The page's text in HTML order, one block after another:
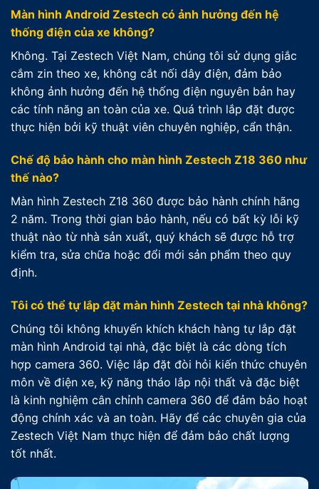
Màn hình Android Zestech có ảnh hưởng đến hệ
thống điện của xe không?
Không. Tại Zestech Việt Nam, chúng tôi sử dụng giắc
cắm zin theo xe, không cắt nối dây điện, đảm bảo
không ảnh hưởng đến hệ thống điện nguyên bản hay
các tính năng an toàn của xe. Quá trình lắp đặt được
thực hiện bởi kỹ thuật viên chuyên nghiệp, cẩn thận.
Chế độ bảo hành cho màn hình Zestech Z18 360 như
thế nào?
Màn hình Zestech Z18 360 được bảo hành chính hãng
2 năm. Trong thời gian bảo hành, nếu có bất kỳ lỗi kỹ
thuật nào từ nhà sản xuất, quý khách sẽ được hỗ trợ
kiểm tra, sửa chữa hoặc đổi mới sản phẩm theo quy
định.
Tôi có thể tự lắp đặt màn hình Zestech tại nhà không?
Chúng tôi không khuyến khích khách hàng tự lắp đặt
màn hình Android tại nhà, đặc biệt là các dòng tích
hợp camera 360. Việc lắp đặt đòi hỏi kiến thức chuyên
môn về điện xe, kỹ năng tháo lắp nội thất và đặc biệt
là kinh nghiệm cân chỉnh camera 360 để đảm bảo hoạt
động chính xác và an toàn. Hãy để các chuyên gia của
Zestech Việt Nam thực hiện để đảm bảo chất lượng
tốt nhất.